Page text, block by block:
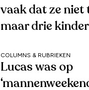
vaak dat ze niet
maar drie
COLUMNS & RUBRIEKEN
Lucas was op